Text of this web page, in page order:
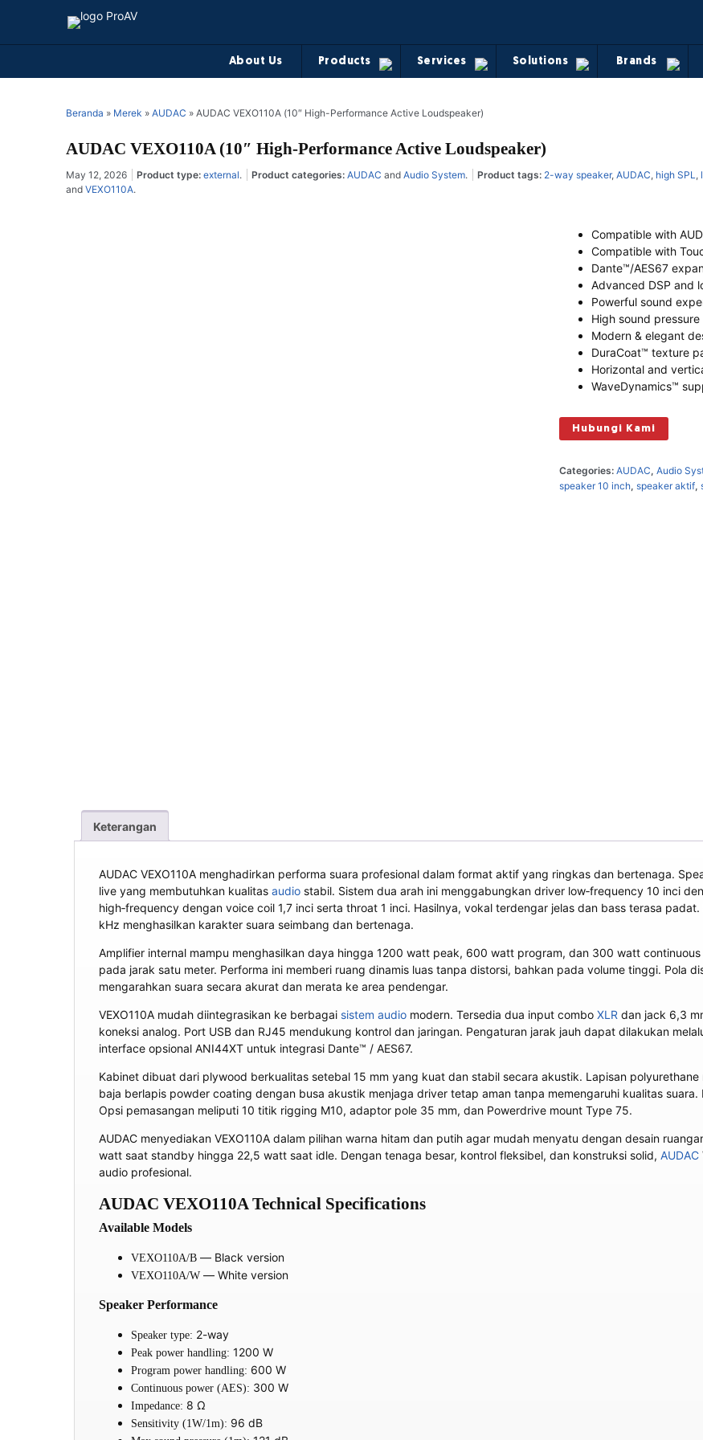
About Us Products Services Solutions Brands
Beranda » Merek » AUDAC » AUDAC VEXO110A (10″ High-Performance Active Loudspeaker)
AUDAC VEXO110A (10″ High-Performance Active Loudspeaker)
May 12, 2026 Product type: external. Product categories: AUDAC and Audio System. Product tags: 2-way speaker, AUDAC high SPL
and VEXO110A.
Compatible with
Compatible with
Dante™/AES67
Advanced DSP and
Powerful sound
High sound
Modern & elegant
DuraCoat™ texture
Horizontal and
WaveDynamics™
Hubungi Kami
Categories: AUDAC, Audio
speaker 10 inch, speaker aktif,
Keterangan
AUDAC VEXO110A menghadirkan performa suara profesional dalam format aktif yang ringkas dan bertenaga.
live yang membutuhkan kualitas audio stabil. Sistem dua arah ini menggabungkan driver low‑frequency 10 inci
high‑frequency dengan voice coil 1,7 inci serta throat 1 inci. Hasilnya, vokal terdengar jelas dan bass terasa
kHz menghasilkan karakter suara seimbang dan bertenaga.
Amplifier internal mampu menghasilkan daya hingga 1200 watt peak, 600 watt program, dan 300 watt continuous
pada jarak satu meter. Performa ini memberi ruang dinamis luas tanpa distorsi, bahkan pada volume tinggi. Pola
mengarahkan suara secara akurat dan merata ke area pendengar.
VEXO110A mudah diintegrasikan ke berbagai sistem audio modern. Tersedia dua input combo XLR dan jack 6,3
koneksi analog. Port USB dan RJ45 mendukung kontrol dan jaringan. Pengaturan jarak jauh dapat dilakukan
interface opsional ANI44XT untuk integrasi Dante™ / AES67.
Kabinet dibuat dari plywood berkualitas setebal 15 mm yang kuat dan stabil secara akustik. Lapisan
baja berlapis powder coating dengan busa akustik menjaga driver tetap aman tanpa memengaruhi kualitas
Opsi pemasangan meliputi 10 titik rigging M10, adaptor pole 35 mm, dan Powerdrive mount Type 75.
AUDAC menyediakan VEXO110A dalam pilihan warna hitam dan putih agar mudah menyatu dengan desain
watt saat standby hingga 22,5 watt saat idle. Dengan tenaga besar, kontrol fleksibel, dan konstruksi solid, AUDAC
audio profesional.
AUDAC VEXO110A Technical Specifications
Available Models
VEXO110A/B — Black version
VEXO110A/W — White version
Speaker Performance
Speaker type: 2-way
Peak power handling: 1200 W
Program power handling: 600 W
Continuous power (AES): 300 W
Impedance: 8 Ω
Sensitivity (1W/1m): 96 dB